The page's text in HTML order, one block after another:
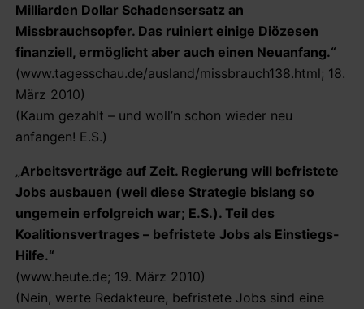
Milliarden Dollar Schadensersatz an
Missbrauchsopfer. Das ruiniert einige Diözesen
finanziell, ermöglicht aber auch einen Neuanfang.“
(www.tagesschau.de/ausland/missbrauch138.html; 18.
März 2010)
(Kaum gezahlt – und woll’n schon wieder neu
anfangen! E.S.)
„Arbeitsverträge auf Zeit. Regierung will befristete
Jobs ausbauen (weil diese Strategie bislang so
ungemein erfolgreich war; E.S.). Teil des
Koalitionsvertrages – befristete Jobs als Einstiegs-
Hilfe.“
(www.heute.de; 19. März 2010)
(Nein, werte Redakteure, befristete Jobs sind eine